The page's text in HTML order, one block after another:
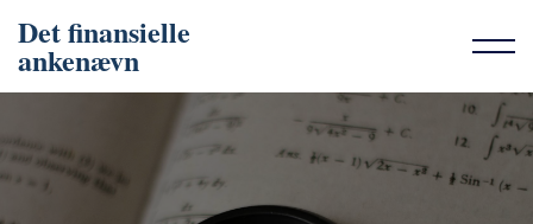
Det finansielle
ankenævn